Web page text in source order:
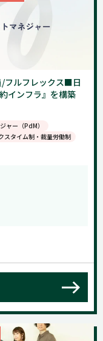
フルフレックス■日
インフラ』を構築
ャー（PdM）
スタイム制・裁量労働制